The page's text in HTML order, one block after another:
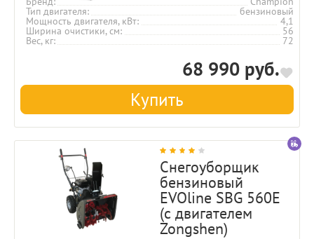
Тип двигателя бензиновый
Мощность двигателя, кВт 4,1
Ширина очистики, см 56
Вес, кг 72
68 990 руб.
Купить
Снегоуборщик
бензиновый
EVOline SBG 560E
(с двигателем
Zongshen)